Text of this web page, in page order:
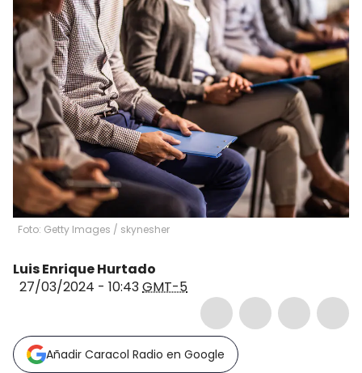
Foto: Getty Images / skynesher
Luis Enrique Hurtado
27/03/2024 - 10:43GMT-5
Añadir Caracol Radio en Google